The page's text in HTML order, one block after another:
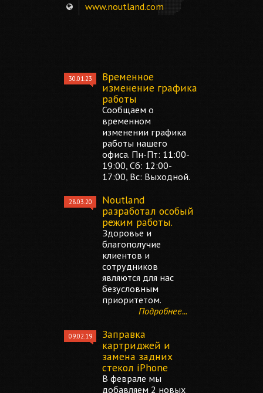
www.noutland.com
30.01.23
Временное
изменение графика
работы
Сообщаем о
временном
изменении графика
работы нашего
офиса. Пн-Пт: 11:00-
19:00, Сб: 12:00-
17:00, Вс: Выходной.
28.03.20
Noutland
разработал особый
режим работы.
Здоровье и
благополучие
клиентов и
сотрудников
являются для нас
безусловным
приоритетом.
Подробнее...
09.02.19
Заправка
картриджей и
замена задних
стекол iPhone
В феврале мы
добавляем 2 новых